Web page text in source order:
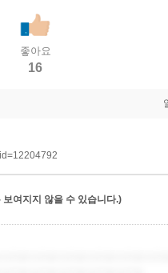
좋아요
16
여지지 않을 수 있습니다.)